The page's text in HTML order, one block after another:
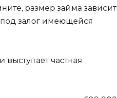
размер займа зависит
залог имеющейся
выступает частная